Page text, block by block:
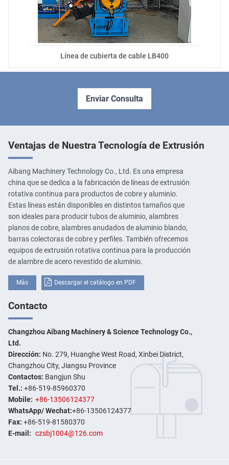
Línea de cubierta de cable LB400
Enviar Consulta
Ventajas de Nuestra Tecnología de Extrusión
Aibang Machinery Technology Co., Ltd. Es una empresa
china que se dedica a la fabricación de líneas de extrusión
rotativa continua para productos de cobre y aluminio.
Estas líneas están disponibles en distintos tamaños que
son ideales para producir tubos de aluminio, alambres
planos de cobre, alambres anudados de aluminio blando,
barras colectoras de cobre y perfiles. También ofrecemos
equipos de extrusión rotativa continua para la producción
de alambre de acero revestido de aluminio.
Más Descargar el catálogo en PDF
Contacto
Changzhou Aibang Machinery & Science Technology Co.,
Ltd.
Dirección: No. 279, Huanghe West Road, Xinbei District,
Changzhou City, Jiangsu Province
Contactos: Bangjun Shu
Tel.: +86-519-85960370
Mobile: +86-13506124377
WhatsApp/ Wechat:+86-13506124377
Fax: +86-519-81580370
E-mail: czsbj1004@126.com